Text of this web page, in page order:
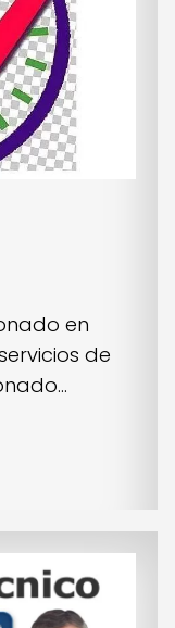
en
de